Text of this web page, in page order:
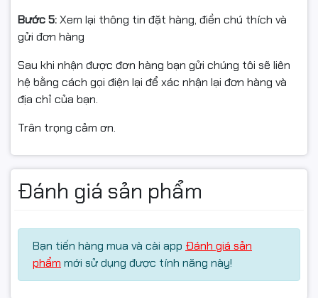
✅ Đóng gói chắc chắn – giao hàng toàn quốc
✅ Hỗ trợ kỹ thuật & bảo hành theo chính sách của nhà
cung cấp
Bắt buộc quay video khi mở hộp từ lúc còn nguyên
băng keo/thùng đến khi thấy sản phẩm bên trong
thiếu hàng.
Nếu không sử dụng được / chưa biết cách dùng, vui
lòng liên hệ shop trước khi hoàn để được hỗ trợ kỹ
Bước 5:Xem lại thông tin đặt hàng, điền chú thích và
gửi đơn hàng
Sau khi nhận được đơn hàng bạn gửi chúng tôi sẽ liên
hệ bằng cách gọi điện lại để xác nhận lại đơn hàng và
địa chỉ của bạn.
Trân trọng cảm ơn.
Đánh giá sản phẩm
Bạn tiến hàng mua và cài app Đánh giá sản
phẩm mới sử dụng được tính năng này!